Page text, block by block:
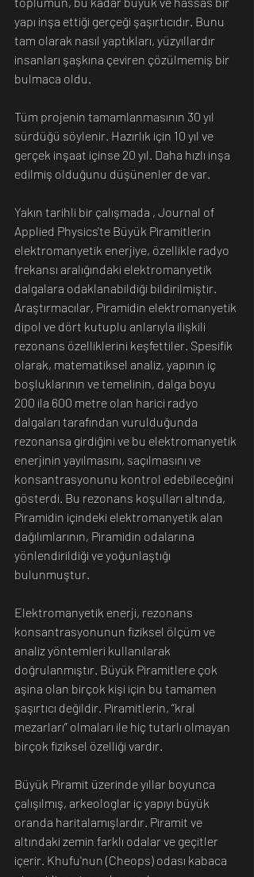
yapı inşa ettiği gerçeği şaşırtıcıdır. Bunu
tam olarak nasıl yaptıkları, yüzyıllardır
insanları şaşkına çeviren çözülmemiş bir
bulmaca oldu.
Tüm projenin tamamlanmasının 30 yıl
sürdüğü söylenir. Hazırlık için 10 yıl ve
gerçek inşaat içinse 20 yıl. Daha hızlı inşa
edilmiş olduğunu düşünenler de var.
Yakın tarihli bir çalışmada , Journal of
Applied Physics'te Büyük Piramitlerin
elektromanyetik enerjiye, özellikle radyo
frekansı aralığındaki elektromanyetik
dalgalara odaklanabildiği bildirilmiştir.
Araştırmacılar, Piramidin elektromanyetik
dipol ve dört kutuplu anlarıyla ilişkili
rezonans özelliklerini keşfettiler. Spesifik
olarak, matematiksel analiz, yapının iç
boşluklarının ve temelinin, dalga boyu
200 ila 600 metre olan harici radyo
dalgaları tarafından vurulduğunda
rezonansa girdiğini ve bu elektromanyetik
enerjinin yayılmasını, saçılmasını ve
konsantrasyonunu kontrol edebileceğini
gösterdi. Bu rezonans koşulları altında,
Piramidin içindeki elektromanyetik alan
dağılımlarının, Piramidin odalarına
yönlendirildiği ve yoğunlaştığı
bulunmuştur.
Elektromanyetik enerji, rezonans
konsantrasyonunun fiziksel ölçüm ve
analiz yöntemleri kullanılarak
doğrulanmıştır. Büyük Piramitlere çok
aşina olan birçok kişi için bu tamamen
şaşırtıcı değildir. Piramitlerin, “kral
mezarları” olmaları ile hiç tutarlı olmayan
birçok fiziksel özelliği vardır.
Büyük Piramit üzerinde yıllar boyunca
çalışılmış, arkeologlar iç yapıyı büyük
oranda haritalamışlardır. Piramit ve
altındaki zemin farklı odalar ve geçitler
içerir. Khufu'nun (Cheops) odası kabaca